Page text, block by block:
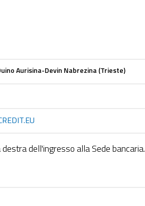
Aurisina-Devin Nabrezina (Trieste)
dell'ingresso alla Sede bancaria.